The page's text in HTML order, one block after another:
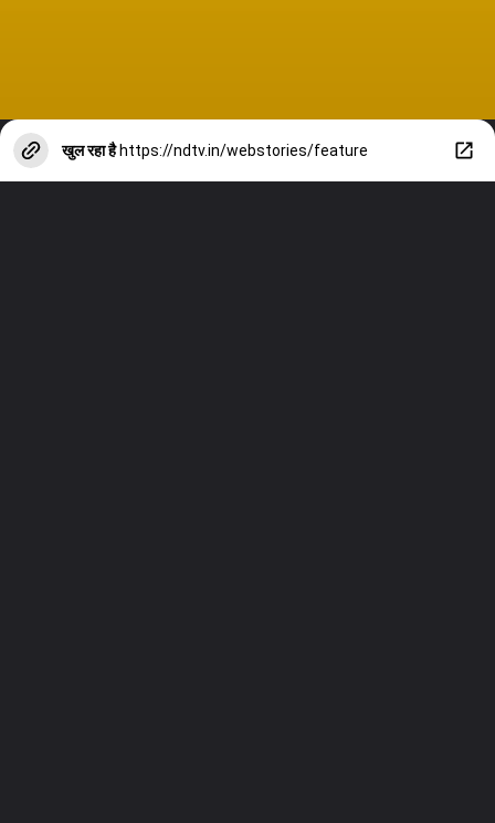
खुल रहा है https://ndtv.in/webstories/feature